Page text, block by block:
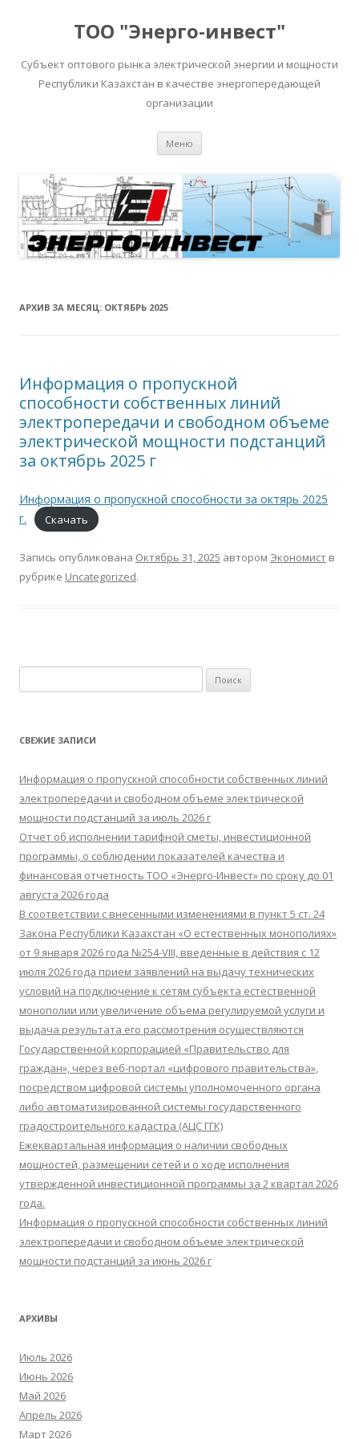
ТОО "Энерго-инвест"
Субъект оптового рынка электрической энергии и мощности
Республики Казахстан в качестве энергопередающей
организации
Меню
АРХИВ ЗА МЕСЯЦ: ОКТЯБРЬ 2025
Информация о пропускной
способности собственных линий
электропередачи и свободном объеме
электрической мощности подстанций
за октябрь 2025 г
Информация о пропускной способности за октярь 2025
г.
Скачать
Запись опубликована Октябрь 31, 2025 автором Экономист в
рубрике Uncategorized.
а
т
:
СВЕЖИЕ ЗАПИСИ
Информация о пропускной способности собственных линий
электропередачи и свободном объеме электрической
мощности подстанций за июль 2026 г
Отчет об исполнении тарифной сметы, инвестиционной
программы, о соблюдении показателей качества и
финансовая отчетность ТОО «Энерго-Инвест» по сроку до 01
августа 2026 года
В соответствии с внесенными изменениями в пункт 5 ст. 24
Закона Республики Казахстан «О естественных монополиях»
от 9 января 2026 года №254-VIII, введенные в действия с 12
июля 2026 года прием заявлений на выдачу технических
условий на подключение к сетям субъекта естественной
монополии или увеличение объема регулируемой услуги и
выдача результата его рассмотрения осуществляются
Государственной корпорацией «Правительство для
граждан», через веб-портал «цифрового правительства»,
посредством цифровой системы уполномоченного органа
либо автоматизированной системы государственного
градостроительного кадастра (АЦС ГГК)
Ежеквартальная информация о наличии свободных
мощностей, размещении сетей и о ходе исполнения
утвержденной инвестиционной программы за 2 квартал 2026
года.
Информация о пропускной способности собственных линий
электропередачи и свободном объеме электрической
мощности подстанций за июнь 2026 г
АРХИВЫ
Июль 2026
Июнь 2026
Май 2026
Апрель 2026
Март 2026